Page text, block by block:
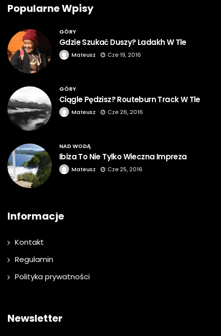
Popularne Wpisy
GÓRY
Gdzie Szukać Duszy? Ladakh W Tle
Mateusz Cze 19, 2016
GÓRY
Ciągle Pędzisz? Routeburn Track W Tle
Mateusz Cze 26, 2016
NAD WODĄ
Ibiza To Nie Tylko Wieczna Impreza
Mateusz Cze 25, 2016
Informacje
Kontakt
Regulamin
Polityka prywatności
Newsletter